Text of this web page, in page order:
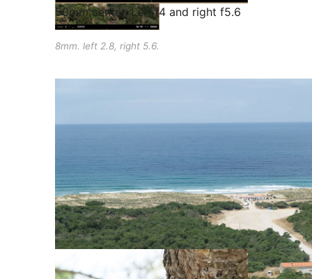
50mm center. Left f4 and right f5.6
8mm. left 2.8, right 5.6.